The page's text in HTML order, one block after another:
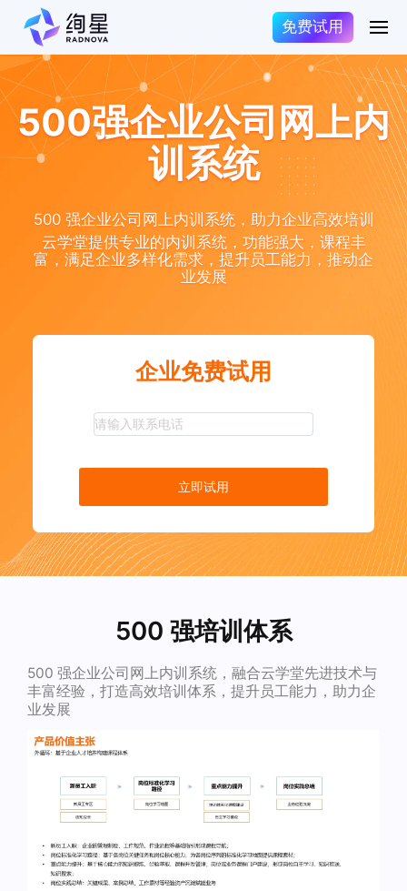
免费试用
500强企业公司网上内
训系统
500 强企业公司网上内训系统，助力企业高效培训
云学堂提供专业的内训系统，功能强大，课程丰
富，满足企业多样化需求，提升员工能力，推动企
业发展
企业免费试用
立即试用
500 强培训体系
500 强企业公司网上内训系统，融合云学堂先进技术与
丰富经验，打造高效培训体系，提升员工能力，助力企
业发展